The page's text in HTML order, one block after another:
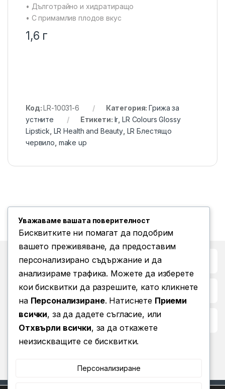
• Дълготрайно и хидратиращо
• С примамлив плодов вкус
1,6 г
Код:LR-10031-6 Категория:Грижа за
устните
Етикети: lr LR Colours Glossy
Lipstick LR Health and Beauty, LR Блестящо
червило make up
Бърз достъп до
Повече информация
Условия за ползване
Уважаваме вашата поверителност
Бисквитките ни помагат да подобрим
вашето преживяване, да предоставим
персонализирано съдържание и да
анализираме трафика. Можете да изберете
кои бисквитки да разрешите, като кликнете
на Персонализиране. Натиснете Приеми
всички, за да дадете съгласие, или
Отхвърли всички, за да откажете
неизискващите се бисквитки.
Персонализиране